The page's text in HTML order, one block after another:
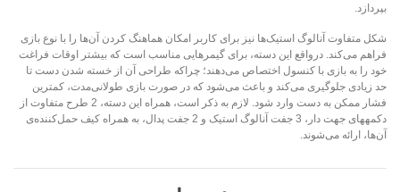
بپردازد.
شکل متفاوت آنالوگ استیک‌ها نیز برای کاربر امکان هماهنگ کردن آن‌ها را با نوع بازی
فراهم می‌کند. درواقع این دسته، برای گیمرهایی مناسب است که بیشتر اوقات فراغت
خود را به بازی با کنسول اختصاص می‌دهند؛ چراکه طراحی آن از خسته شدن دست تا
حد زیادی جلوگیری می‌کند و باعث می‌شود که در صورت بازی طولانی‌مدت، کمترین
فشار ممکن به دست وارد شود. لازم به ذکر است، همراه این دسته، 2 طرح متفاوت از
دکمه‎های جهت دار، 3 جفت آنالوگ استیک و 2 جفت پدال، به همراه کیف حمل‌کننده‌ی
آن‌ها، ارائه می‌شوند.